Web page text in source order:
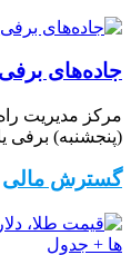
جاده‌های
(پنجشنبه) برفی
گسترش مالی